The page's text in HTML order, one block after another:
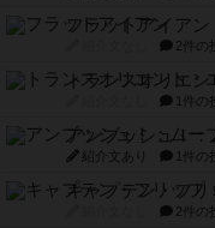
フラットアイアン
2件の
トランスオリエ
1件の
アンブッシュ！：
紹介文あり 1件の
キャプテン・フ
2件の